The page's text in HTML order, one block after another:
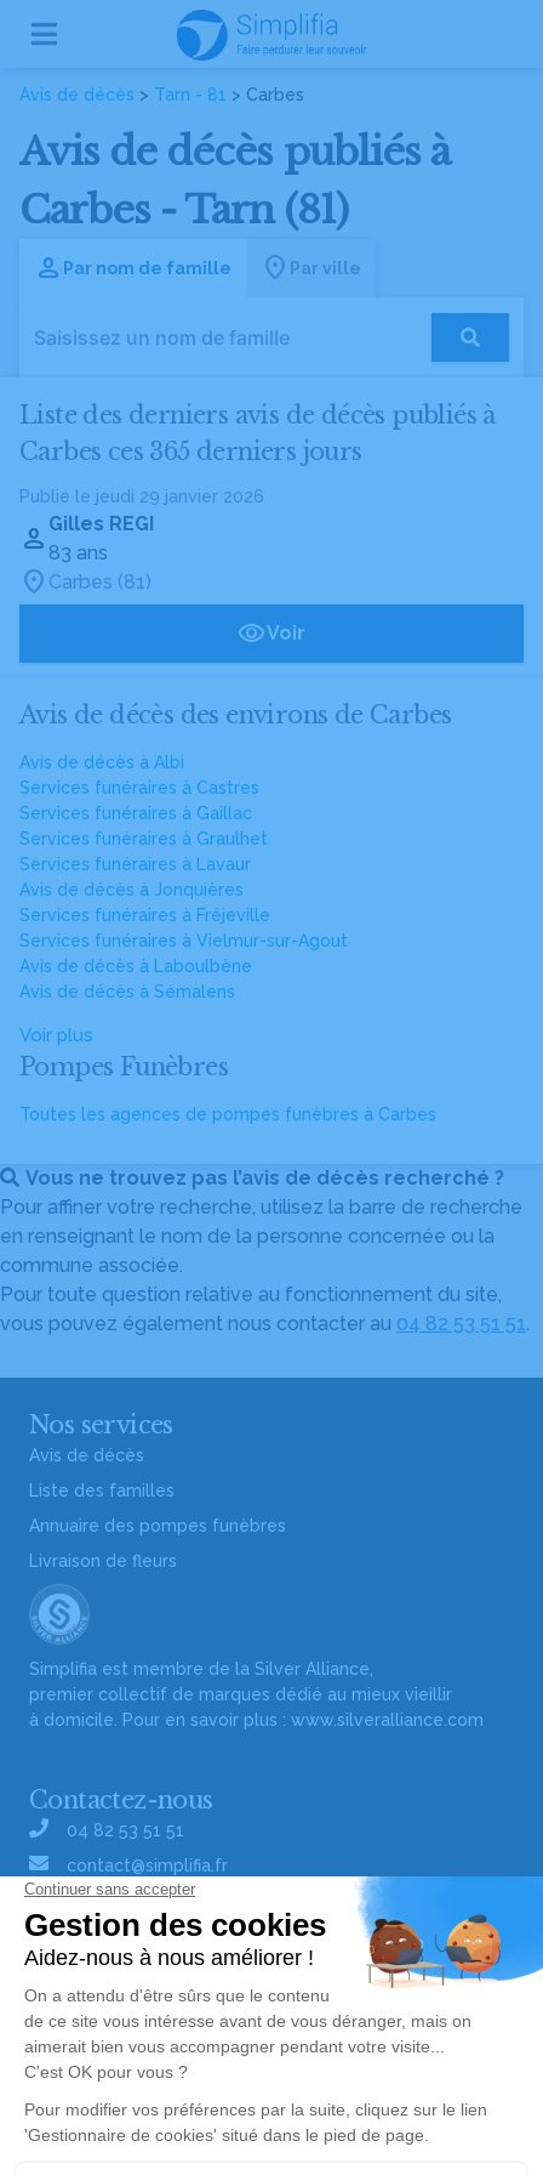
Avis de décès > Tarn - 81 > Carbes
Avis de décès publiés à
Carbes - Tarn (81)
Par nom de famille Par ville
Liste des derniers avis de décès publiés à
Carbes ces 365 derniers jours
Publié le jeudi 29 janvier 2026
Gilles REGI
83 ans
Carbes (81)
Voir
Avis de décès des environs de Carbes
Avis de décès à Albi
Services funéraires à Castres
Services funéraires à Gaillac
Services funéraires à Graulhet
Services funéraires à Lavaur
Avis de décès à Jonquières
Services funéraires à Fréjeville
Services funéraires à Vielmur-sur-Agout
Avis de décès à Laboulbène
Avis de décès à Sémalens
Voir plus
Pompes Funèbres
Toutes les agences de pompes funèbres à Carbes
Vous ne trouvez pas l’avis de décès recherché ?
Pour affiner votre recherche, utilisez la barre de recherche
en renseignant le nom de la personne concernée ou la
commune associée.
Pour toute question relative au fonctionnement du site,
vous pouvez également nous contacter au 04 82 53 51 51.
Nos services
Avis de décès
Liste des familles
Annuaire des pompes funèbres
Livraison de fleurs
Simplifia est membre de la Silver Alliance,
premier collectif de marques dédié au mieux vieillir
à domicile. Pour en savoir plus : www.silveralliance.com
Contactez-nous
04 82 53 51 51
contact@simplifia.fr
Réseaux sociaux
Liens utiles
Publier un avis de décès
Signaler un abus/une erreur